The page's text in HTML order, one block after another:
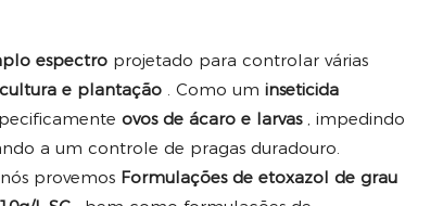
espectro projetado para controlar várias
e plantação . Como um inseticida
ovos de ácaro e larvas
, impedindo
a um controle de pragas duradouro.
, nós provemos Formulações de etoxazol de grau